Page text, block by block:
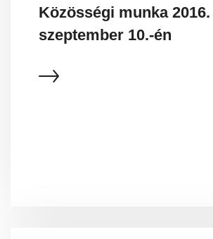
Közösségi munka 2016.
szeptember 10.-én